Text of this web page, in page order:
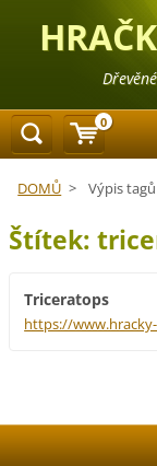
DOMŮ > Výpis tagů
Štítek:
Triceratops
https://
0